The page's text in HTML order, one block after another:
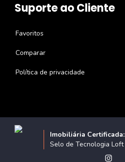
Suporte ao Cliente
Favoritos
Comparar
Política de privacidade
Imobiliária Certificada:
Selo de Tecnologia Loft